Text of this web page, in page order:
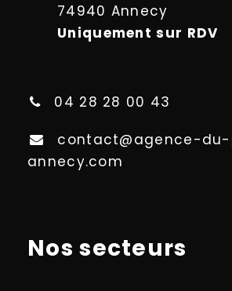
74940 Annecy
Uniquement sur RDV
04 28 28 00 43
contact@agence-
annecy.com
Nos secteurs